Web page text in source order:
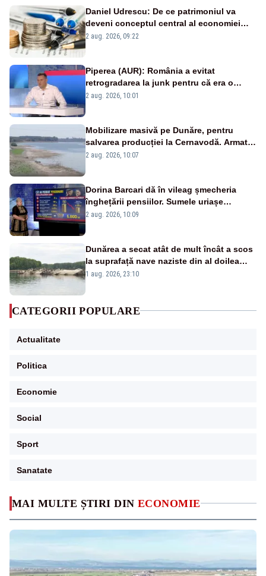
MAI MULTE ȘTIRI DIN ECONOMIE
Daniel Udrescu: De ce patrimoniul va
deveni conceptul central al economiei
viitoare?
2 aug. 2026, 09:22
Piperea (AUR): România a evitat
retrogradarea la junk pentru că era o
catastrofă pentru bănci și fondurile de
2 aug. 2026, 10:01
Mobilizare masivă pe Dunăre, pentru
salvarea producției la Cernavodă. Armata
va detona o stâncă și va devia apa
2 aug. 2026, 10:07
Dorina Barcari dă în vileag șmecheria
înghețării pensiilor. Sumele uriașe
pierdute de fiecare român
2 aug. 2026, 10:09
Dunărea a secat atât de mult încât a scos
la suprafață nave naziste din al doilea
război mondial
1 aug. 2026, 23:10
CATEGORII POPULARE
Actualitate
Politica
Economie
Social
Sport
Sanatate